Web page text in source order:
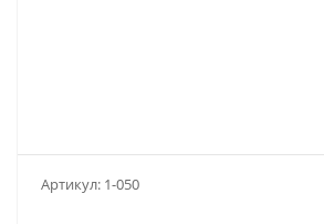
Артикул: 1-050